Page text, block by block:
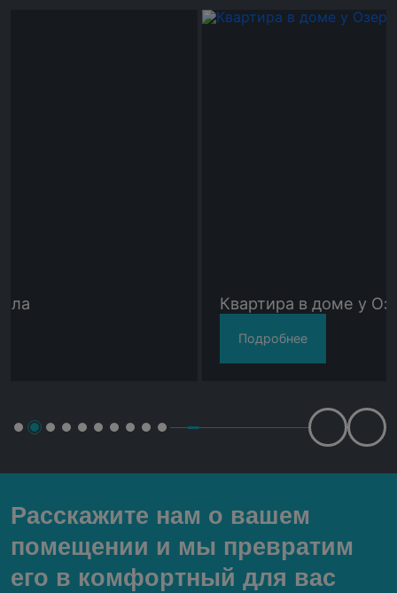
Квартира в доме у Озера
Подробнее
Расскажите нам о вашем
помещении и мы превратим
его в комфортный для вас